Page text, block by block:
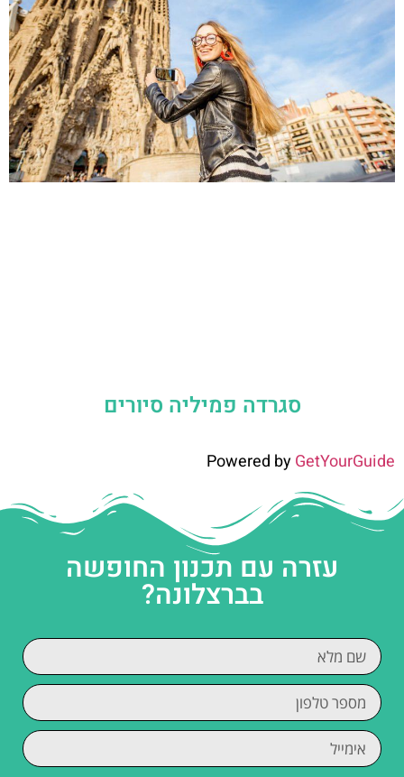
סגרדה פמיליה סיורים
Powered byGetYourGuide
עזרה עם תכנון החופשה
בברצלונה?